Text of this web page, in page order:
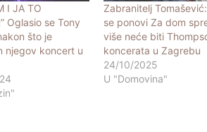
I JA TO
Oglasio se Tony
što je
njegov koncert u
Zabranitelj
se ponovi Za dom
više neće biti
koncerata u Zagrebu
24/10/2025
U "Domovina"